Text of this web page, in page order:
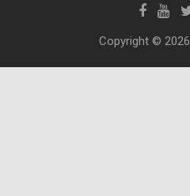
Copyright © 2026